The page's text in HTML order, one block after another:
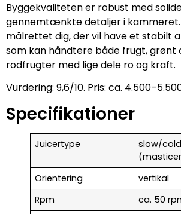
Byggekvaliteten er robust med
gennemtænkte detaljer i kammeret.
målrettet dig, der vil have et stabilt
som kan håndtere både frugt, grønt
rodfrugter med lige dele ro og kraft.
Vurdering: 9,6/10. Pris: ca.
Specifikationer
Juicertype
slow/
Orientering
vertikal
Rpm
ca. 50